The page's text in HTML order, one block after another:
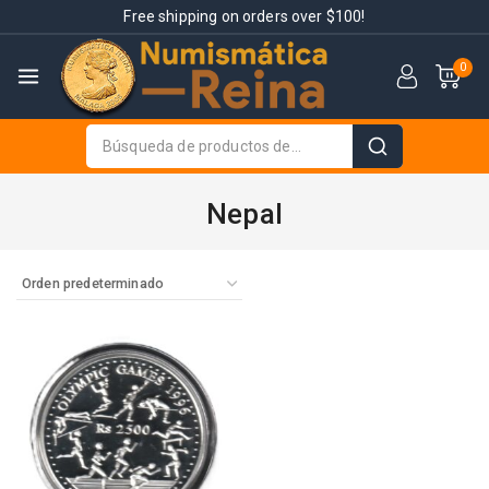
Free shipping on orders over $100!
0
Nepal